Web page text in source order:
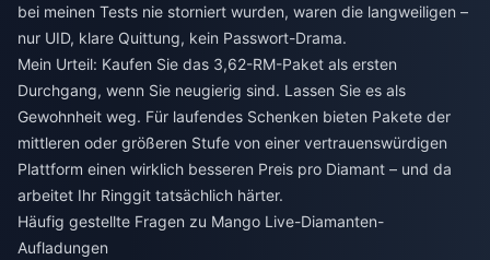
bei meinen Tests nie storniert wurden, waren die langweiligen –
nur UID, klare Quittung, kein Passwort-Drama.
Mein Urteil: Kaufen Sie das 3,62-RM-Paket als ersten
Durchgang, wenn Sie neugierig sind. Lassen Sie es als
Gewohnheit weg. Für laufendes Schenken bieten Pakete der
mittleren oder größeren Stufe von einer vertrauenswürdigen
Plattform einen wirklich besseren Preis pro Diamant – und da
arbeitet Ihr Ringgit tatsächlich härter.
Häufig gestellte Fragen zu Mango Live-Diamanten-
Aufladungen